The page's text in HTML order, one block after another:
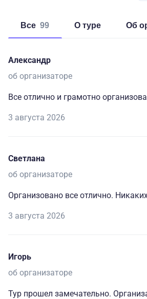
Все 99 о туре об
Александр
об организаторе
Все отлично и грамотно
3 августа 2026
Светлана
об организаторе
Организовано все отлично.
3 августа 2026
Игорь
об организаторе
Тур прошел замечательно.